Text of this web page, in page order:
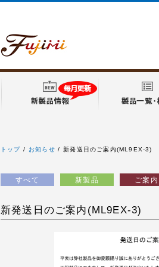
(ML9EX-3) / お知らせ /
フジミ模型 ウェブサイト
トップ お知らせ 新発送日のご案内(ML9EX-3)
すべて 新製品 ご案内
新発送日のご案内(ML9EX-3)